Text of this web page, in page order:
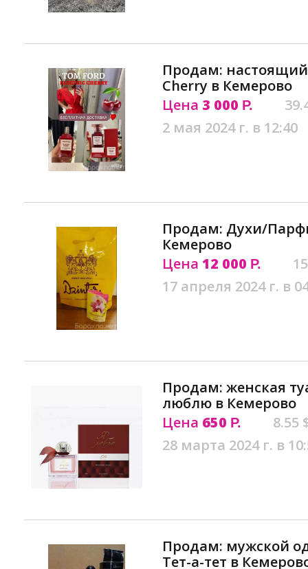
Продам:
Cherry в Кемерово
Цена 3 000 Р.
2 мая 2024 г. в 12:40
Продам: Духи/
Кемерово
Цена 12 000 Р.
17 апреля 2024 г. в
Продам: женская
люблю в Кемерово
Цена 650 Р.
8.55
28 марта 2024 г. в
Продам: мужской
Тет-а-тет в